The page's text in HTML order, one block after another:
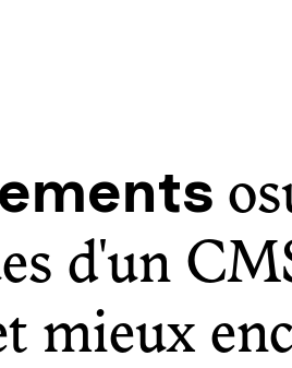
d'un
mieux